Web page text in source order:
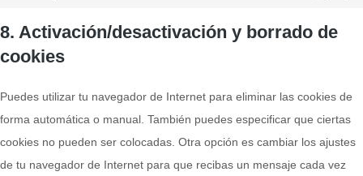
8. Activación/desactivación y borrado de
cookies
Puedes utilizar tu navegador de Internet para eliminar las cookies de
forma automática o manual. También puedes especificar que ciertas
cookies no pueden ser colocadas. Otra opción es cambiar los ajustes
de tu navegador de Internet para que recibas un mensaje cada vez